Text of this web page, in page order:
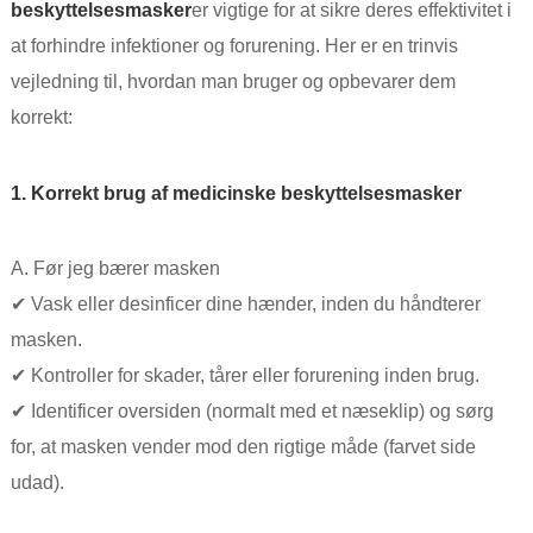
beskyttelsesmaskerer vigtige for at sikre deres effektivitet i
at forhindre infektioner og forurening. Her er en trinvis
vejledning til, hvordan man bruger og opbevarer dem
korrekt:
1. Korrekt brug af medicinske beskyttelsesmasker
A. Før jeg bærer masken
✔ Vask eller desinficer dine hænder, inden du håndterer
masken.
✔ Kontroller for skader, tårer eller forurening inden brug.
✔ Identificer oversiden (normalt med et næseklip) og sørg
for, at masken vender mod den rigtige måde (farvet side
udad).